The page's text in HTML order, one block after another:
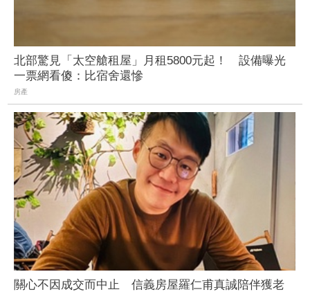
北部驚見「太空艙租屋」月租5800元起！ 設備曝光
一票網看傻：比宿舍還慘
房產
關心不因成交而中止 信義房屋羅仁甫真誠陪伴獲老